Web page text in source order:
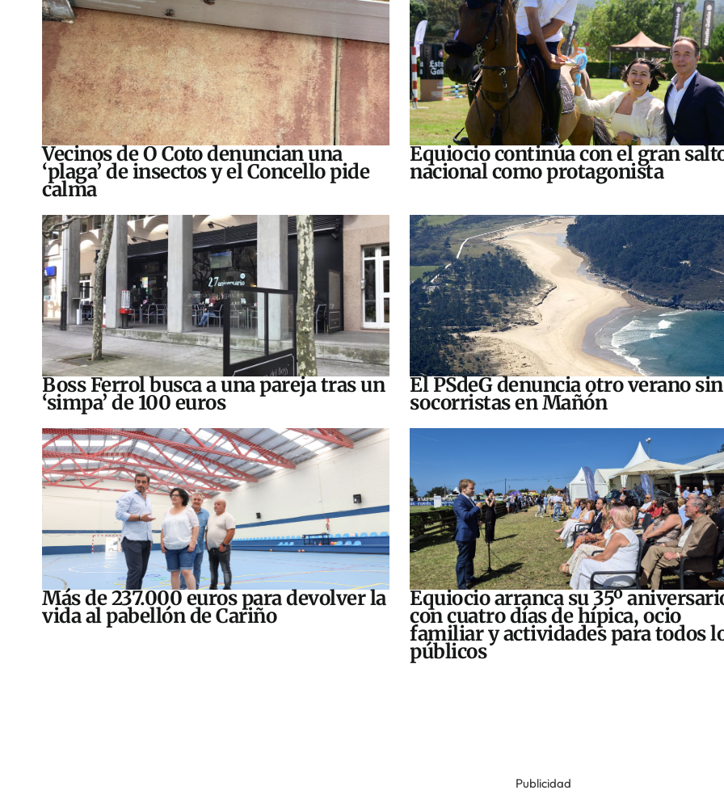
Vecinos de O Coto denuncian una
‘plaga’ de insectos y el Concello pide
calma
Equiocio continúa con el gran
nacional como protagonista
Boss Ferrol busca a una pareja tras un
‘simpa’ de 100 euros
El PSdeG denuncia otro verano sin
socorristas en Mañón
Más de 237.000 euros para devolver la
vida al pabellón de Cariño
Equiocio arranca su 35º
con cuatro días de hípica, ocio
familiar y actividades para todos
públicos
Publicidad